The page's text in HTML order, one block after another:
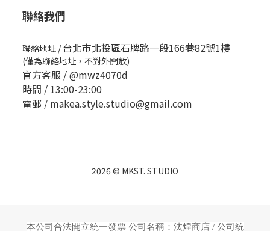
聯絡我們
聯絡地址 /台北市北投區石牌路一段166巷82號1樓
(僅為聯絡地址，不對外開放)
官方客服 /@mwz4070d
時間 / 13:00-23:00
電郵 / makea.style.studio@gmail.com
2026 © MKST. STUDIO
本公司合法開立統一發票 公司名稱：汰煌商店 / 公司統